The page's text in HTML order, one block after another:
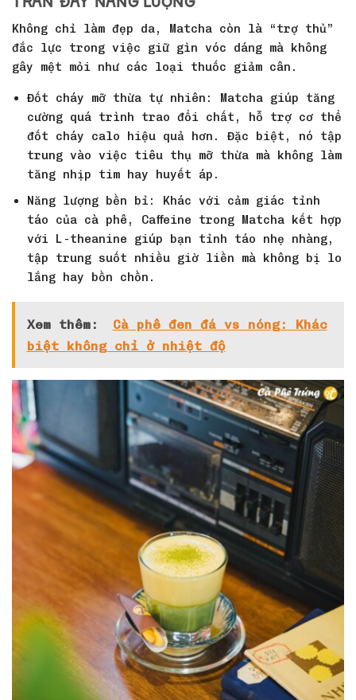
Không chỉ làm đẹp da, Matcha còn là “trợ thủ”
đắc lực trong việc giữ gìn vóc dáng mà không
gây mệt mỏi như các loại thuốc giảm cân.
Đốt cháy mỡ thừa tự nhiên: Matcha giúp tăng
cường quá trình trao đổi chất, hỗ trợ cơ thể
đốt cháy calo hiệu quả hơn. Đặc biệt, nó tập
trung vào việc tiêu thụ mỡ thừa mà không làm
tăng nhịp tim hay huyết áp.
Năng lượng bền bỉ: Khác với cảm giác tỉnh
táo của cà phê, Caffeine trong Matcha kết hợp
với L-theanine giúp bạn tỉnh táo nhẹ nhàng,
tập trung suốt nhiều giờ liền mà không bị lo
lắng hay bồn chồn.
Xem thêm:
Cà phê đen đá vs nóng: Khác
biệt không chỉ ở nhiệt độ